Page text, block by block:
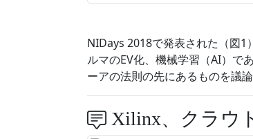
NIDays 2018で発表された（図1
ルマのEV化、機械学習（AI）で
ーアの法則の先にあるものを議
Xilinx、クラウ